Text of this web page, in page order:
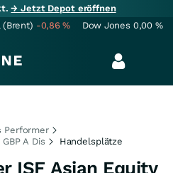
→ Jetzt Depot eröffnen
(Brent) -0,86% Dow Jones 0,00 %
Performer
A Dis
Handelsplätze
ISF Asian Equity